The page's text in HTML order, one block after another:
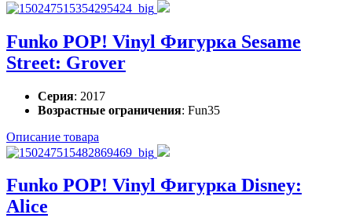
Funko POP! Vinyl Фигурка Sesame
Street: Grover
Серия: 2017
Возрастные ограничения: Fun35
Описание товара
Funko POP! Vinyl Фигурка Disney:
Alice